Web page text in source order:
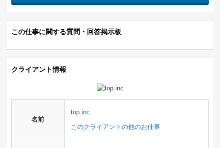
この仕事に関する質問・回答掲示板
クライアント情報
名前
top.inc
このクライアントの他のお仕事